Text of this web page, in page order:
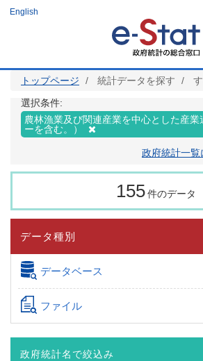
ツ
English
トップページ 統計データを探す
選択条件:
農林漁業及び関連産業を中心とした産業
ーを含む。）
政府統計一覧
155 件のデータ
データ種別
データベース
ファイル
政府統計名で絞込み